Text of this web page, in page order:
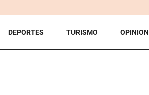
DEPORTES TURISMO OPINION